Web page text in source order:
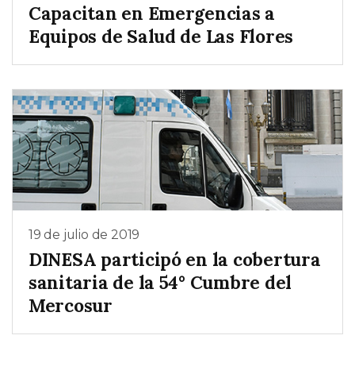
Capacitan en Emergencias a
Equipos de Salud de Las Flores
19 de julio de 2019
DINESA participó en la cobertura
sanitaria de la 54° Cumbre del
Mercosur